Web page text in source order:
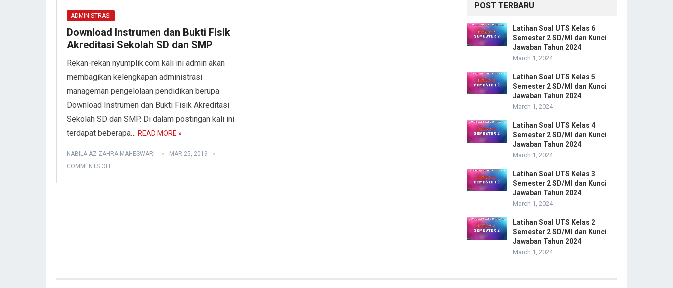
ADMINISTRASI
Download Instrumen dan Bukti Fisik
Akreditasi Sekolah SD dan SMP
Rekan-rekan nyumplik.com kali ini admin akan
membagikan kelengkapan administrasi
manageman pengelolaan pendidikan berupa
Download Instrumen dan Bukti Fisik Akreditasi
Sekolah SD dan SMP. Di dalam postingan kali ini
terdapat beberapa… READ MORE »
NABILA AZ-ZAHRA MAHESWARI
MAR 25, 2019
COMMENTS OFF
POST TERBARU
Latihan Soal UTS Kelas 6
Semester 2 SD/MI dan Kunci
Jawaban Tahun 2024
March 1, 2024
Latihan Soal UTS Kelas 5
Semester 2 SD/MI dan Kunci
Jawaban Tahun 2024
March 1, 2024
Latihan Soal UTS Kelas 4
Semester 2 SD/MI dan Kunci
Jawaban Tahun 2024
March 1, 2024
Latihan Soal UTS Kelas 3
Semester 2 SD/MI dan Kunci
Jawaban Tahun 2024
March 1, 2024
Latihan Soal UTS Kelas 2
Semester 2 SD/MI dan Kunci
Jawaban Tahun 2024
March 1, 2024